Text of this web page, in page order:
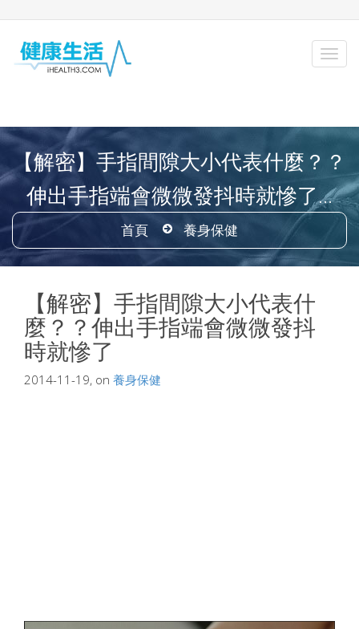
【解密】手指間隙大小代表什麼？？
伸出手指端會微微發抖時就慘了...
首頁 養身保健
【解密】手指間隙大小代表什
麼？？伸出手指端會微微發抖
時就慘了
2014-11-19, on 養身保健